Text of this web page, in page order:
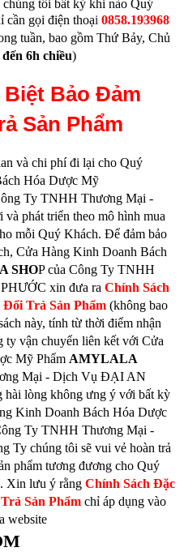
tôi bất kỳ khi nào Quý
cần gọi điện thoại 0858.193968
tuần, bao gồm Thứ Bảy, Chủ
6h chiều)
Bảo Đảm
Sản Phẩm
và chi phí đi lại cho Quý
Hóa Dược Mỹ
Ty TNHH Thương Mại -
phát triển theo mô hình mua
mỗi Quý Khách. Để đảm bảo
Cửa Hàng Kinh Doanh Bách
SHOP của Công Ty TNHH
xin đưa ra Chính Sách
Trả Sản Phẩm (không bao
này, tính từ thời điểm nhận
ty vận chuyển liên kết với Cửa
Mỹ Phẩm AMYLALA
Mại - Dịch Vụ ĐẠI AN
lòng không ưng ý với bất kỳ
Kinh Doanh Bách Hóa Dược
Ty TNHH Thương Mại -
chúng tôi sẽ vui vẻ hoàn trả
phẩm tương đương cho Quý
Xin lưu ý rằng Chính Sách Đặc
Sản Phẩm chỉ áp dụng vào
website